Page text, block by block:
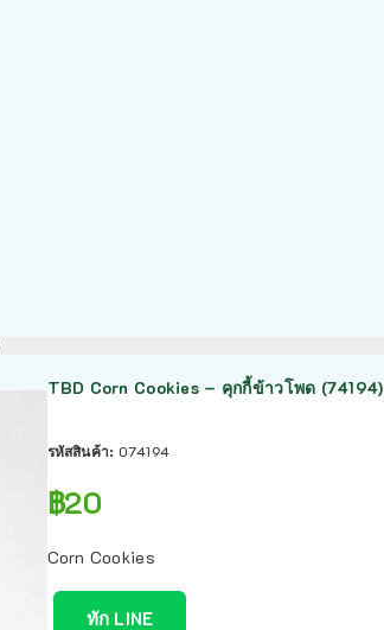
TBD Corn Cookies – คุกกี้ข้าวโพด (74194)
รหัสสินค้า: 074194
฿20
Corn Cookies
ทัก LINE